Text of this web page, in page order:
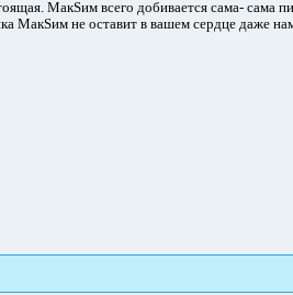
МакSим всего добивается сама- сама
МакSим не оставит в вашем сердце даже